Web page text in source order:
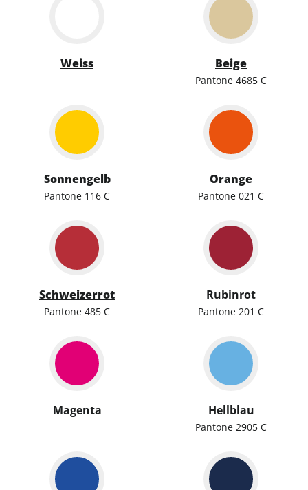
Weiss Beige
Pantone 4685 C
Sonnengelb
Pantone 116 C
Orange
Pantone 021 C
Schweizerrot
Pantone 485 C
Rubinrot
Pantone 201 C
Magenta Hellblau
Pantone 2905 C